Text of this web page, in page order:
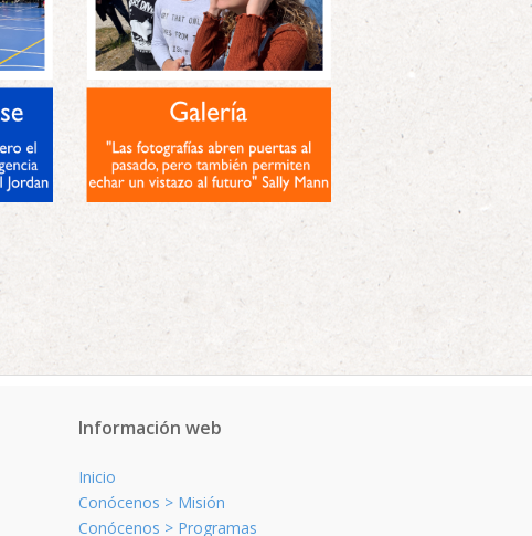
Información web
Inicio
Conócenos > Misión
Conócenos > Programas